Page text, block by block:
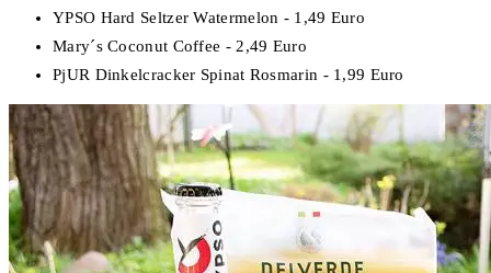
YPSO Hard Seltzer Watermelon - 1,49 Euro
Mary´s Coconut Coffee - 2,49 Euro
PjUR Dinkelcracker Spinat Rosmarin - 1,99 Euro